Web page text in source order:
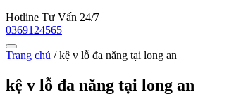
Hotline Tư Vấn 24/7
0369124565
Trang chủ /kệ v lỗ đa năng tại long an
kệ v lỗ đa năng tại long an